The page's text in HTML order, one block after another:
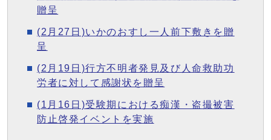
贈呈
(2月27日)いかのおすし一人前下敷きを贈
呈
(2月19日)行方不明者発見及び人命救助功
労者に対して感謝状を贈呈
(1月16日)受験期における痴漢・盗撮被害
防止啓発イベントを実施